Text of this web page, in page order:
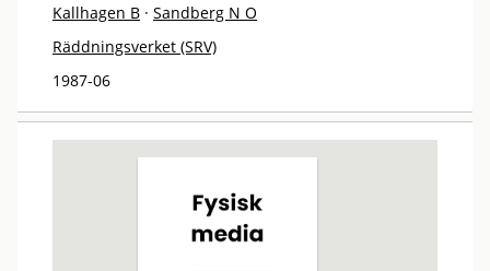
Kallhagen B · Sandberg N O
Räddningsverket (SRV)
1987-06